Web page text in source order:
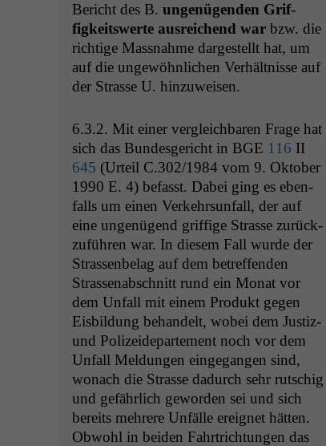
Bericht des B. ungenü­gen­den Grif­
figkeitswerte aus­re­ichend war bzw. die
richtige Mass­nahme dargestellt hat, um
auf die ungewöhn­lichen Ver­hält­nisse auf
der Strasse U. hinzuweisen.
6.3.2. Mit ein­er ver­gle­ich­baren Frage hat
sich das Bun­des­gericht in BGE 116 II
645 (Urteil C.302/1984 vom 9. Okto­ber
1990 E. 4) befasst. Dabei ging es eben­
falls um einen Verkehrsun­fall, der auf
eine ungenü­gend grif­fige Strasse zurück­
zuführen war. In diesem Fall wurde der
Strassen­be­lag auf dem betr­e­f­fend­en
Strassen­ab­schnitt rund ein Monat vor
dem Unfall mit einem Pro­dukt gegen
Eis­bil­dung behan­delt, wobei dem Jus­tiz-
und Polizei­de­parte­ment noch vor dem
Unfall Mel­dun­gen einge­gan­gen sind,
wonach die Strasse dadurch sehr rutschig
und gefährlich gewor­den sei und sich
bere­its mehrere Unfälle ereignet hät­ten.
Obwohl in bei­den Fahrtrich­tun­gen das